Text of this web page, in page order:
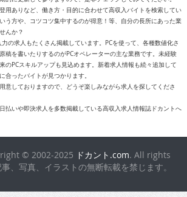
う方や、コツコツ集中するのが得意！等、自分の長所にあった業
んか？
力の求人もたくさん掲載しています。PCを使って、各種数値化さ
稿を書いたりするのがPCオペレーターの主な業務です。未経験
のPCスキルアップも見込めます。新着求人情報も続々追加して
合ったバイトが見つかります。
意しておりますので、どうぞ楽しみながら求人を探してくださ
© 2002-2025ドカント.com. All rights
、写真、イラストの無断転載を禁じます。